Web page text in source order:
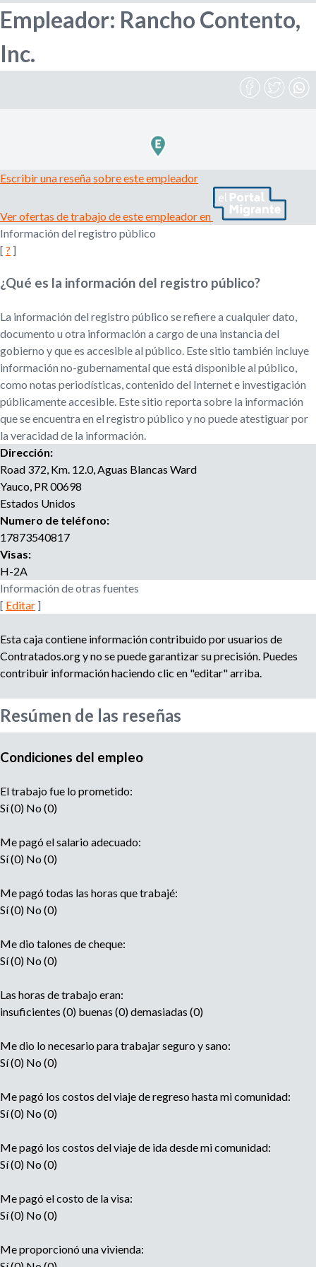
r
i
u
u
e
d
a
l
e
r
c
l
a
o
a
g
e
n
c
i
a
d
e
c
l
a
e
n
t
Empleador: Rancho Contento,
Inc.
Escribir una reseña sobre este empleador
Ver ofertas de trabajo de este empleador en
Información del registro público
[ ? ]
¿Qué es la información del registro público?
La información del registro público se refiere a cualquier dato,
documento u otra información a cargo de una instancia del
gobierno y que es accesible al público. Este sitio también incluye
información no-gubernamental que está disponible al público,
como notas periodísticas, contenido del Internet e investigación
públicamente accesible. Este sitio reporta sobre la información
que se encuentra en el registro público y no puede atestiguar por
la veracidad de la información.
Dirección:
Road 372, Km. 12.0, Aguas Blancas Ward
Yauco, PR00698
Estados Unidos
Numero de teléfono:
17873540817
Visas:
H-2A
Información de otras fuentes
[ Editar ]
Esta caja contiene información contribuido por usuarios de
Contratados.org y no se puede garantizar su precisión. Puedes
contribuir información haciendo clic en "editar" arriba.
Resúmen de las reseñas
Condiciones del empleo
El trabajo fue lo prometido:
Sí (0) No (0)
Me pagó el salario adecuado:
Sí (0) No (0)
Me pagó todas las horas que trabajé:
Sí (0) No (0)
Me dio talones de cheque:
Sí (0) No (0)
Las horas de trabajo eran:
insuficientes (0) buenas (0) demasiadas (0)
Me dio lo necesario para trabajar seguro y sano:
Sí (0) No (0)
Me pagó los costos del viaje de regreso hasta mi comunidad:
Sí (0) No (0)
Me pagó los costos del viaje de ida desde mi comunidad:
Sí (0) No (0)
Me pagó el costo de la visa:
Sí (0) No (0)
Me proporcionó una vivienda: